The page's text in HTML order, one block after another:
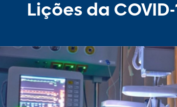
Lições da